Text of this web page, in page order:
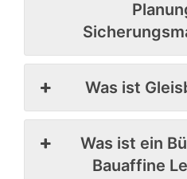
Was ist
Was ist ein
Bauaffine